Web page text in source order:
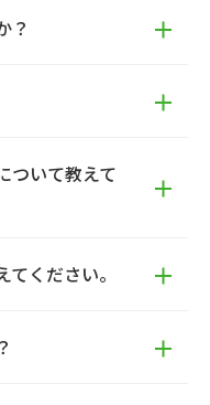
？
ついて教えて
ください。